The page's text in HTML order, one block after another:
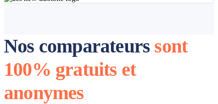
Nos comparateurs sont
100% gratuits et
anonymes